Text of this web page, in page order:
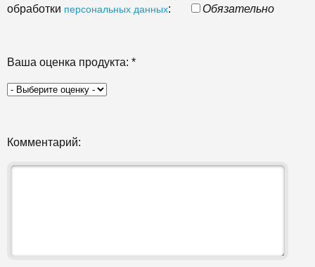
обработки персональных данных: Обязательно
Ваша оценка продукта: *
Комментарий: